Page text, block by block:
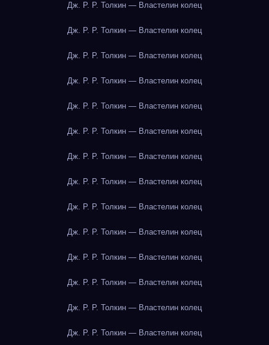
Дж. Р. Р. Толкин — Властелин колец
Дж. Р. Р. Толкин — Властелин колец
Дж. Р. Р. Толкин — Властелин колец
Дж. Р. Р. Толкин — Властелин колец
Дж. Р. Р. Толкин — Властелин колец
Дж. Р. Р. Толкин — Властелин колец
Дж. Р. Р. Толкин — Властелин колец
Дж. Р. Р. Толкин — Властелин колец
Дж. Р. Р. Толкин — Властелин колец
Дж. Р. Р. Толкин — Властелин колец
Дж. Р. Р. Толкин — Властелин колец
Дж. Р. Р. Толкин — Властелин колец
Дж. Р. Р. Толкин — Властелин колец
Дж. Р. Р. Толкин — Властелин колец